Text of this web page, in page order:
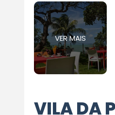
VER MAIS
VILA DA